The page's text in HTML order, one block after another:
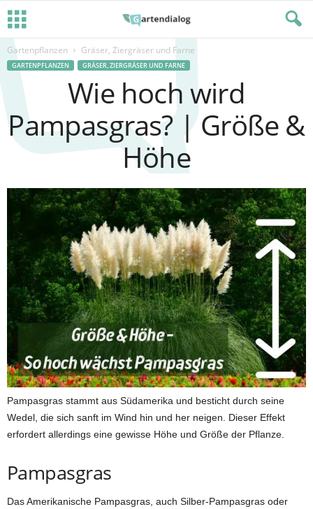
Gartenpflanzen Gräser, Ziergräser und Farne
GARTENPFLANZEN GRÄSER, ZIERGRÄSER UND FARNE
Wie hoch wird
Pampasgras? | Größe &
Höhe
Pampasgras stammt aus Südamerika und besticht durch seine
Wedel, die sich sanft im Wind hin und her neigen. Dieser Effekt
erfordert allerdings eine gewisse Höhe und Größe der Pflanze.
Pampasgras
Das Amerikanische Pampasgras, auch Silber-Pampasgras oder